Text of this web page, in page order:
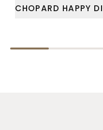
CHOPARD HAPPY